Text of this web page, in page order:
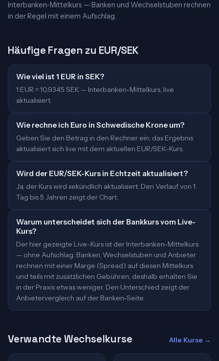
Interbanken-Mittelkurs — Banken und Wechselstuben rechnen
in der Regel mit einem Aufschlag.
Häufige Fragen zu EUR/SEK
Wie viel ist 1 EUR in SEK?
1 EUR = 10,9345 SEK — Interbanken-Mittelkurs, live
aktualisiert.
Wie rechne ich Euro in Schwedische Krone um?
Geben Sie den Betrag in den Rechner ein; das Ergebnis
aktualisiert sich live mit dem aktuellen EUR/SEK-Kurs.
Wird der EUR/SEK-Kurs in Echtzeit aktualisiert?
Ja, der Kurs wird sekündlich aktualisiert. Den Verlauf von 1
Tag bis 5 Jahren zeigt der Chart.
Warum unterscheidet sich der Bankkurs vom Live-
Kurs?
Der hier gezeigte Live-Kurs ist der Interbanken-Mittelkurs
— ohne Aufschlag. Banken, Wechselstuben und Anbieter
rechnen mit einer Marge (Spread) auf diesen Mittelkurs
und teils mit zusätzlichen Gebühren; deshalb erhalten Sie
in der Praxis etwas weniger. Den Unterschied zeigt der
Anbietervergleich auf der Banken-Seite.
Verwandte Wechselkurse Alle Kurse →